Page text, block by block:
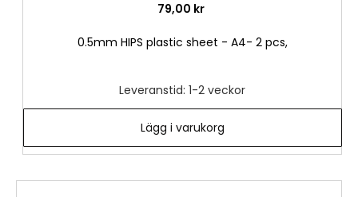
79,00 kr
0.5mm HIPS plastic sheet - A4- 2 pcs,
Leveranstid: 1-2 veckor
Lägg i varukorg